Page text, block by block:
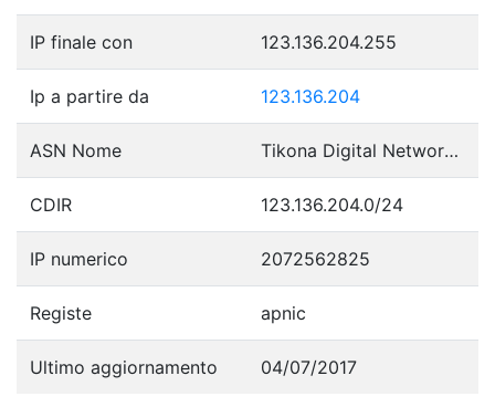
IP finale con 123.136.204.255
Ip a partire da 123.136.204
ASN Nome Tikona Digital Networks Pvt Ltd.
CDIR 123.136.204.0/24
IP numerico 2072562825
Registe apnic
Ultimo aggiornamento 04/07/2017